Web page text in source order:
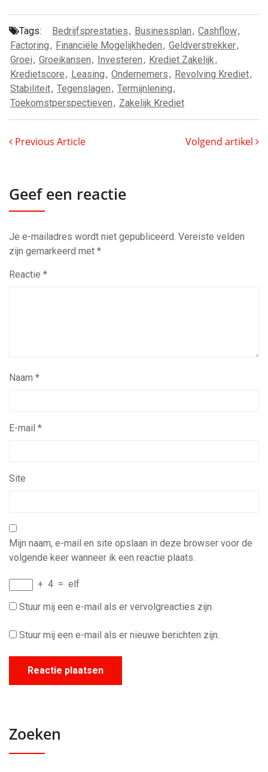
Tags: Bedrijfsprestaties, Businessplan, Cashflow,
Factoring, Financiële Mogelijkheden, Geldverstrekker,
Groei, Groeikansen, Investeren, Krediet Zakelijk,
Kredietscore, Leasing, Ondernemers, Revolving Krediet,
Stabiliteit, Tegenslagen, Termijnlening,
Toekomstperspectieven, Zakelijk Krediet
Previous Article Volgend artikel
Geef een reactie
Je e-mailadres wordt niet gepubliceerd. Vereiste velden
zijn gemarkeerd met *
Reactie *
Naam *
E-mail *
Site
Mijn naam, e-mail en site opslaan in deze browser voor de
volgende keer wanneer ik een reactie plaats.
+ 4 = elf
Stuur mij een e-mail als er vervolgreacties zijn.
Stuur mij een e-mail als er nieuwe berichten zijn.
Zoeken